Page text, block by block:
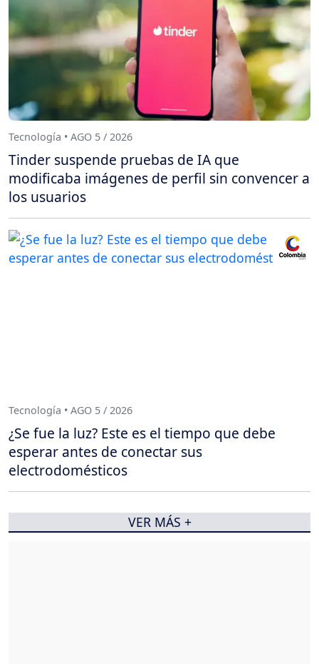
Tecnología • AGO 5 / 2026
Tinder suspende pruebas de IA que
modificaba imágenes de perfil sin convencer a
los usuarios
Tecnología • AGO 5 / 2026
¿Se fue la luz? Este es el tiempo que debe
esperar antes de conectar sus
electrodomésticos
VER MÁS +